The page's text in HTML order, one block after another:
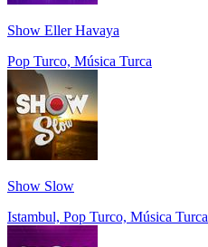
Show Eller Havaya
Pop Turco, Música Turca
Show Slow
Istambul, Pop Turco, Música Turca